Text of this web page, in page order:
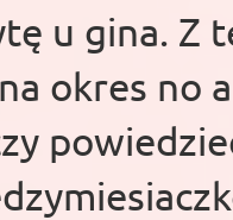
u gina. Z
okres no